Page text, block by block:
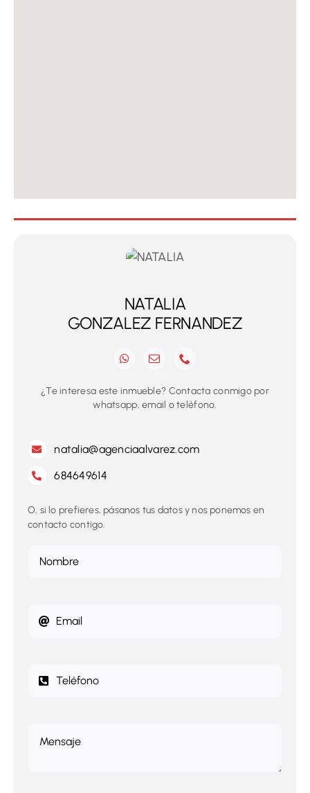
NATALIA
GONZALEZ FERNANDEZ
¿Te interesa este inmueble? Contacta conmigo por
whatsapp, email o teléfono.
natalia@agenciaalvarez.com
684649614
O, si lo prefieres, pásanos tus datos y nos ponemos en
contacto contigo.